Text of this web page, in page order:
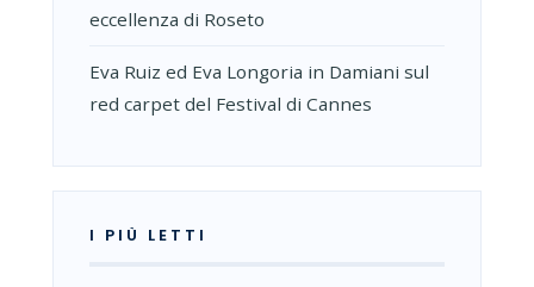
eccellenza di Roseto
Eva Ruiz ed Eva Longoria in Damiani sul
red carpet del Festival di Cannes
I PIÙ LETTI